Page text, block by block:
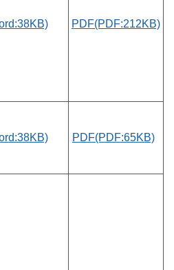
PDF(PDF:212KB)
PDF(PDF:65KB)